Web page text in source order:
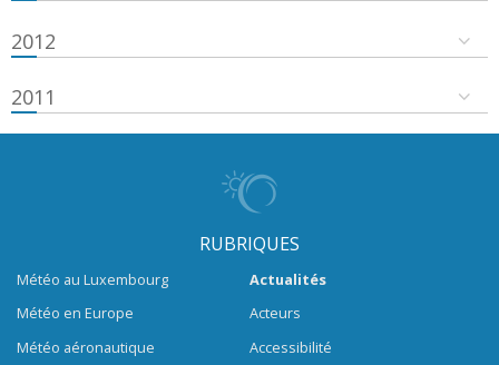
2012
2011
RUBRIQUES
Météo au Luxembourg
Météo en Europe
Météo aéronautique
Actualités
Acteurs
Accessibilité